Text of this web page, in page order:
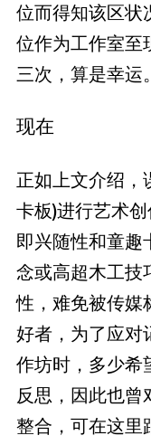
位而得知该区状
位作为工作室至
三次，算是幸运。
现在
正如上文介绍，
卡板)进行艺术
即兴随性和童趣
念或高超木工技
性，难免被传媒
好者，为了应对
作坊时，多少希
反思，因此也曾
整合，可在这里